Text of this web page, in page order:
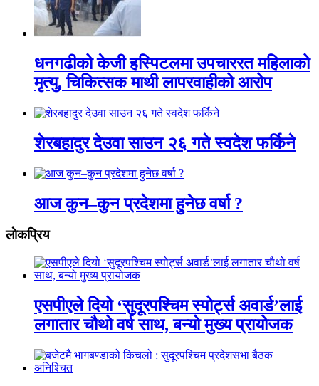
धनगढीको केजी हस्पिटलमा उपचाररत महिलाको
मृत्यु, चिकित्सक माथी लापरवाहीको आरोप
शेरबहादुर देउवा साउन २६ गते स्वदेश फर्किने
आज कुन–कुन प्रदेशमा हुनेछ वर्षा ?
लाेकप्रिय
एसपीएले दियो ‘सुदूरपश्चिम स्पोर्ट्स अवार्ड’लाई
लगातार चौथो वर्ष साथ, बन्यो मुख्य प्रायोजक